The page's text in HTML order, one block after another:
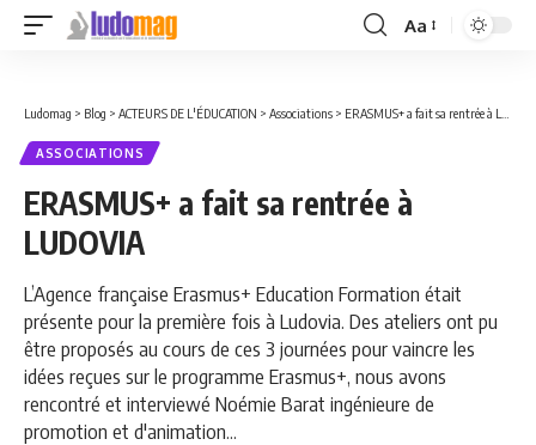
Font
Aa
Ludomag > Blog > ACTEURS DE L'ÉDUCATION > Associations > ERASMUS+ a fait sa rentrée à LUDOVIA
ASSOCIATIONS
ERASMUS+ a fait sa rentrée à
LUDOVIA
L’Agence française Erasmus+ Education Formation était
présente pour la première fois à Ludovia. Des ateliers ont pu
être proposés au cours de ces 3 journées pour vaincre les
idées reçues sur le programme Erasmus+, nous avons
rencontré et interviewé Noémie Barat ingénieure de
promotion et d'animation...